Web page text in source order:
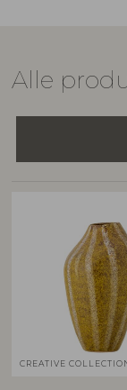
Alle
CREATIVE